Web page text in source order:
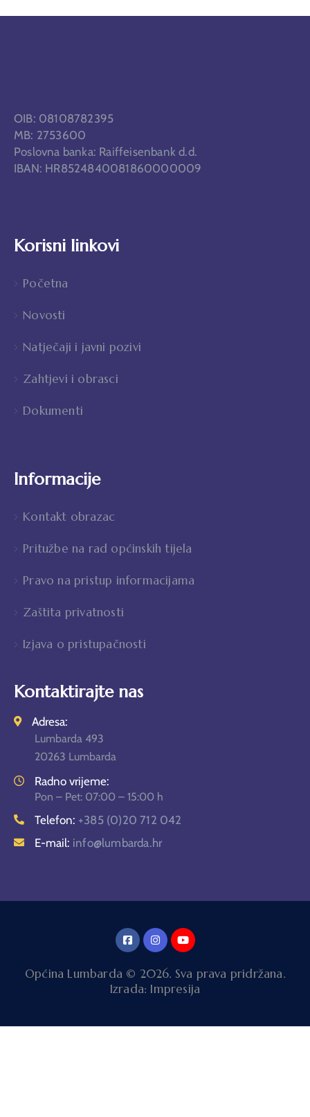
OIB: 08108782395
MB: 2753600
Poslovna banka: Raiffeisenbank d.d.
IBAN: HR8524840081860000009
Korisni linkovi
Početna
Novosti
Natječaji i javni pozivi
Zahtjevi i obrasci
Dokumenti
Informacije
Kontakt obrazac
Pritužbe na rad općinskih tijela
Pravo na pristup informacijama
Zaštita privatnosti
Izjava o pristupačnosti
Kontaktirajte nas
Adresa:
Lumbarda 493
20263 Lumbarda
Radno vrijeme:
Pon – Pet: 07:00 – 15:00 h
Telefon: +385 (0)20 712 042
E-mail: info@lumbarda.hr
Općina Lumbarda © 2026. Sva prava pridržana.
Izrada: Impresija